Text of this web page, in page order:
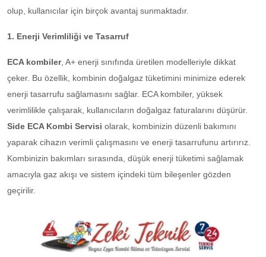
olup, kullanıcılar için birçok avantaj sunmaktadır.
1. Enerji Verimliliği ve Tasarruf
ECA kombiler, A+ enerji sınıfında üretilen modelleriyle dikkat
çeker. Bu özellik, kombinin doğalgaz tüketimini minimize ederek
enerji tasarrufu sağlamasını sağlar. ECA kombiler, yüksek
verimlilikle çalışarak, kullanıcıların doğalgaz faturalarını düşürür.
Side ECA Kombi Servisi olarak, kombinizin düzenli bakımını
yaparak cihazın verimli çalışmasını ve enerji tasarrufunu artırırız.
Kombinizin bakımları sırasında, düşük enerji tüketimi sağlamak
amacıyla gaz akışı ve sistem içindeki tüm bileşenler gözden
geçirilir.